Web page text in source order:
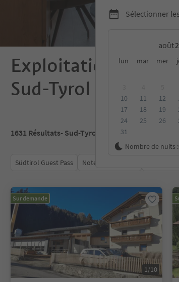
Sélectionner
août
lun mar mer
10
11 12
17
18 19
24
25 26
31
Nombre de nuits :
Exploitations
Sud-Tyrol
1631 Résultats- Sud-Tyrol
Südtirol Guest Pass Note moyenne
Sur demande
1/10